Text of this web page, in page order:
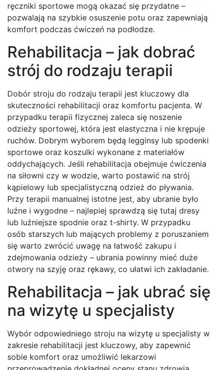
ręczniki sportowe mogą okazać się przydatne –
pozwalają na szybkie osuszenie potu oraz zapewniają
komfort podczas ćwiczeń na podłodze.
Rehabilitacja – jak dobrać
strój do rodzaju terapii
Dobór stroju do rodzaju terapii jest kluczowy dla
skuteczności rehabilitacji oraz komfortu pacjenta. W
przypadku terapii fizycznej zaleca się noszenie
odzieży sportowej, która jest elastyczna i nie krępuje
ruchów. Dobrym wyborem będą legginsy lub spodenki
sportowe oraz koszulki wykonane z materiałów
oddychających. Jeśli rehabilitacja obejmuje ćwiczenia
na siłowni czy w wodzie, warto postawić na strój
kąpielowy lub specjalistyczną odzież do pływania.
Przy terapii manualnej istotne jest, aby ubranie było
luźne i wygodne – najlepiej sprawdzą się tutaj dresy
lub luźniejsze spodnie oraz t-shirty. W przypadku
osób starszych lub mających problemy z poruszaniem
się warto zwrócić uwagę na łatwość zakupu i
zdejmowania odzieży – ubrania powinny mieć duże
otwory na szyję oraz rękawy, co ułatwi ich zakładanie.
Rehabilitacja – jak ubrać się
na wizytę u specjalisty
Wybór odpowiedniego stroju na wizytę u specjalisty w
zakresie rehabilitacji jest kluczowy, aby zapewnić
sobie komfort oraz umożliwić lekarzowi